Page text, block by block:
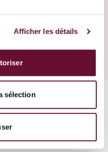
Afficher les détails
sélection
Créer un voyage
République
répondent